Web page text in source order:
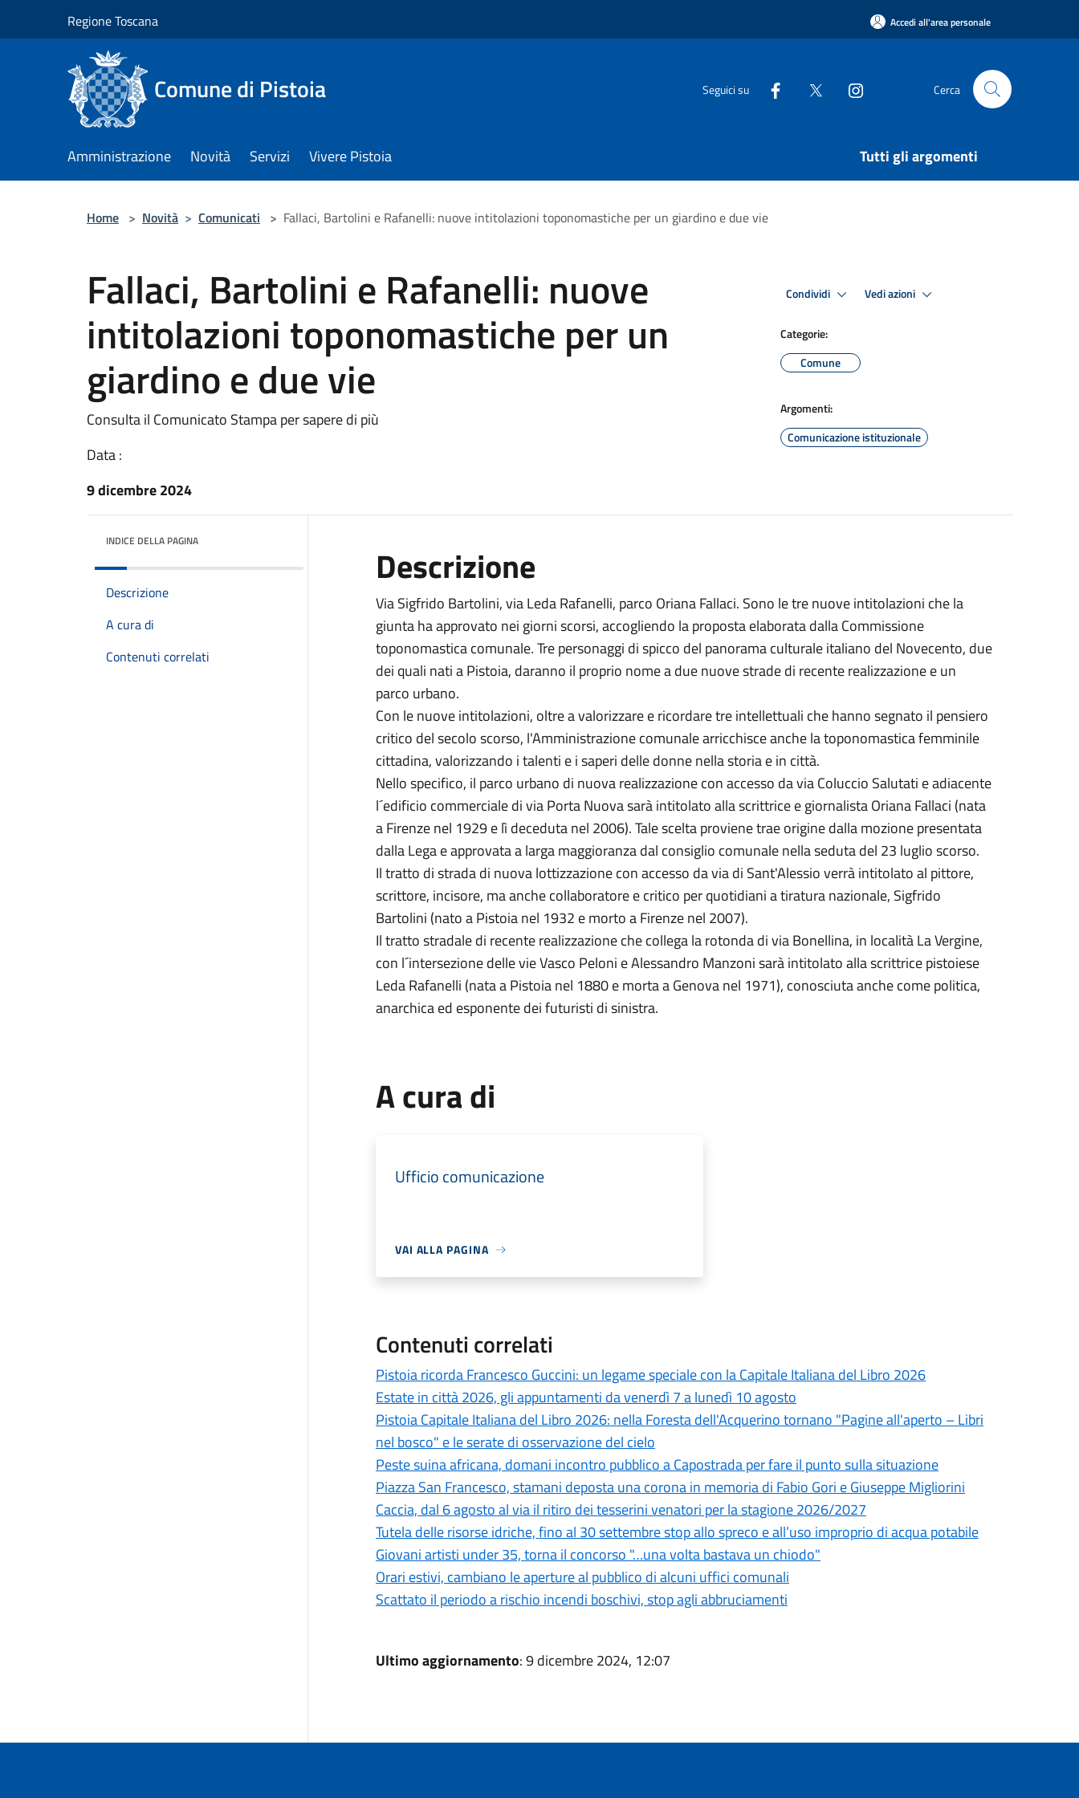
Regione Toscana Accedi all'area personale
Comune di Pistoia Seguici su Cerca
Amministrazione Novità Servizi Vivere Pistoia Tutti gli argomenti
Home > Novità > Comunicati > Fallaci, Bartolini e Rafanelli: nuove intitolazioni toponomastiche per un giardino e due vie
Fallaci, Bartolini e Rafanelli: nuove
intitolazioni toponomastiche per un
giardino e due vie
Consulta il Comunicato Stampa per sapere di più
Data :
9 dicembre 2024
Condividi Vedi azioni
Categorie:
Comune
Argomenti:
Comunicazione istituzionale
INDICE DELLA PAGINA
Descrizione
A cura di
Contenuti correlati
Descrizione
Via Sigfrido Bartolini, via Leda Rafanelli, parco Oriana Fallaci. Sono le tre nuove intitolazioni che la
giunta ha approvato nei giorni scorsi, accogliendo la proposta elaborata dalla Commissione
toponomastica comunale. Tre personaggi di spicco del panorama culturale italiano del Novecento, due
dei quali nati a Pistoia, daranno il proprio nome a due nuove strade di recente realizzazione e un
parco urbano.
Con le nuove intitolazioni, oltre a valorizzare e ricordare tre intellettuali che hanno segnato il pensiero
critico del secolo scorso, l'Amministrazione comunale arricchisce anche la toponomastica femminile
cittadina, valorizzando i talenti e i saperi delle donne nella storia e in città.
Nello specifico, il parco urbano di nuova realizzazione con accesso da via Coluccio Salutati e adiacente
l´edificio commerciale di via Porta Nuova sarà intitolato alla scrittrice e giornalista Oriana Fallaci (nata
a Firenze nel 1929 e lì deceduta nel 2006). Tale scelta proviene trae origine dalla mozione presentata
dalla Lega e approvata a larga maggioranza dal consiglio comunale nella seduta del 23 luglio scorso.
Il tratto di strada di nuova lottizzazione con accesso da via di Sant'Alessio verrà intitolato al pittore,
scrittore, incisore, ma anche collaboratore e critico per quotidiani a tiratura nazionale, Sigfrido
Bartolini (nato a Pistoia nel 1932 e morto a Firenze nel 2007).
Il tratto stradale di recente realizzazione che collega la rotonda di via Bonellina, in località La Vergine,
con l´intersezione delle vie Vasco Peloni e Alessandro Manzoni sarà intitolato alla scrittrice pistoiese
Leda Rafanelli (nata a Pistoia nel 1880 e morta a Genova nel 1971), conosciuta anche come politica,
anarchica ed esponente dei futuristi di sinistra.
A cura di
Ufficio comunicazione
VAI ALLA PAGINA
Contenuti correlati
Pistoia ricorda Francesco Guccini: un legame speciale con la Capitale Italiana del Libro 2026
Estate in città 2026, gli appuntamenti da venerdì 7 a lunedì 10 agosto
Pistoia Capitale Italiana del Libro 2026: nella Foresta dell'Acquerino tornano "Pagine all'aperto – Libri
nel bosco" e le serate di osservazione del cielo
Peste suina africana, domani incontro pubblico a Capostrada per fare il punto sulla situazione
Piazza San Francesco, stamani deposta una corona in memoria di Fabio Gori e Giuseppe Migliorini
Caccia, dal 6 agosto al via il ritiro dei tesserini venatori per la stagione 2026/2027
Tutela delle risorse idriche, fino al 30 settembre stop allo spreco e all’uso improprio di acqua potabile
Giovani artisti under 35, torna il concorso "…una volta bastava un chiodo"
Orari estivi, cambiano le aperture al pubblico di alcuni uffici comunali
Scattato il periodo a rischio incendi boschivi, stop agli abbruciamenti
Ultimo aggiornamento: 9 dicembre 2024, 12:07